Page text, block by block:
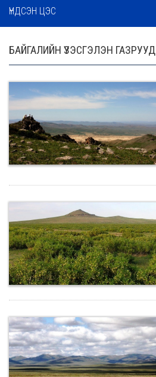
ҮНДСЭН ЦЭС
БАЙГАЛИЙН ҮЗЭСГЭЛЭН ГАЗРУУД